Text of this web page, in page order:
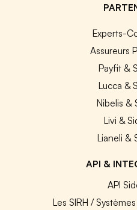
Experts-
Assureurs
Payfit &
Lucca &
Nibelis &
Livi &
Lianeli &
API &
API
Les SIRH /